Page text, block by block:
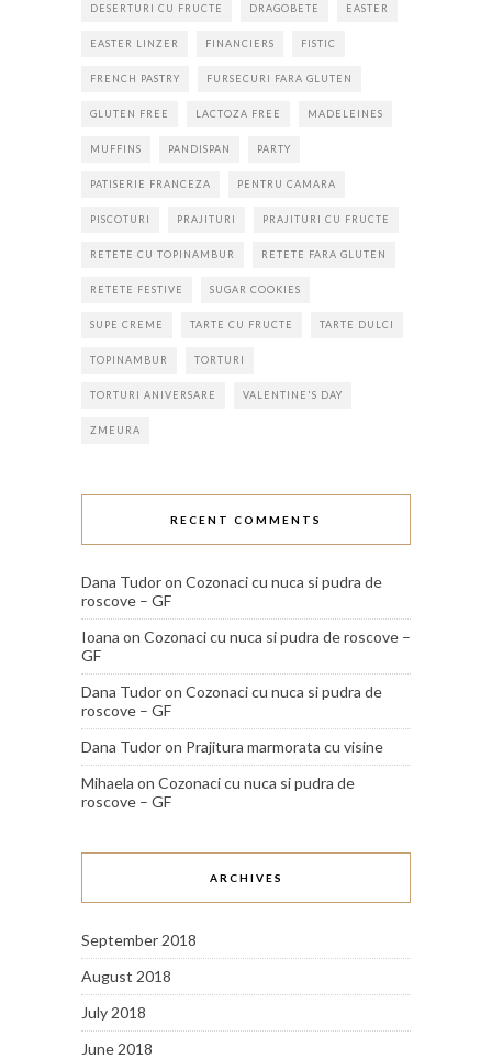
DESERTURI CU FRUCTE DRAGOBETE EASTER
EASTER LINZER FINANCIERS FISTIC
FRENCH PASTRY FURSECURI FARA GLUTEN
GLUTEN FREE LACTOZA FREE MADELEINES
MUFFINS PANDISPAN PARTY
PATISERIE FRANCEZA PENTRU CAMARA
PISCOTURI PRAJITURI PRAJITURI CU FRUCTE
RETETE CU TOPINAMBUR RETETE FARA GLUTEN
RETETE FESTIVE SUGAR COOKIES
SUPE CREME TARTE CU FRUCTE TARTE DULCI
TOPINAMBUR TORTURI
TORTURI ANIVERSARE VALENTINE'S DAY
ZMEURA
RECENT COMMENTS
Dana Tudoron Cozonaci cu nuca si pudra de
roscove – GF
Ioana on Cozonaci cu nuca si pudra de roscove –
GF
Dana Tudoron Cozonaci cu nuca si pudra de
roscove – GF
Dana Tudoron Prajitura marmorata cu visine
Mihaela on Cozonaci cu nuca si pudra de
roscove – GF
ARCHIVES
September 2018
August 2018
July 2018
June 2018